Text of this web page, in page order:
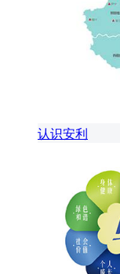
认识安利